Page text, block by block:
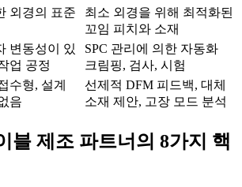
외경의 표준
최소 외경을 위해 최적화된
꼬임 피치와 소재
변동성이 있
업 공정
SPC 관리에 의한 자동화
크림핑, 검사, 시험
수형, 설계
음
선제적 DFM 피드백, 대체
소재 제안, 고장 모드 분석
블 제조 파트너의 8가지 핵